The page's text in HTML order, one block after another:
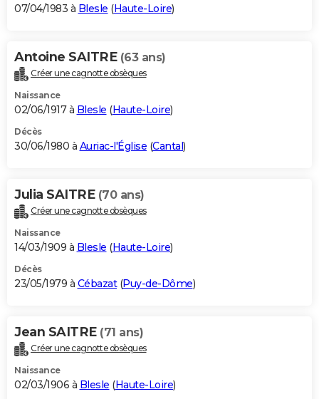
07/04/1983 à Blesle (Haute-Loire)
Antoine SAITRE (63 ans)
Créer une cagnotte obsèques
Naissance
02/06/1917 à Blesle (Haute-Loire)
Décès
30/06/1980 à Auriac-l'Église (Cantal)
Julia SAITRE (70 ans)
Créer une cagnotte obsèques
Naissance
14/03/1909 à Blesle (Haute-Loire)
Décès
23/05/1979 à Cébazat(Puy-de-Dôme)
Jean SAITRE (71 ans)
Créer une cagnotte obsèques
Naissance
02/03/1906 à Blesle (Haute-Loire)